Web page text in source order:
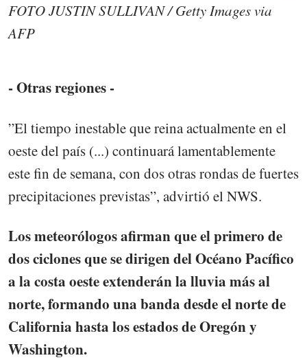
FOTO JUSTIN SULLIVAN / Getty Images via
AFP
- Otras regiones -
”El tiempo inestable que reina actualmente en el
oeste del país (...) continuará lamentablemente
este fin de semana, con dos otras rondas de fuertes
precipitaciones previstas”, advirtió el NWS.
Los meteorólogos afirman que el primero de
dos ciclones que se dirigen del Océano Pacífico
a la costa oeste extenderán la lluvia más al
norte, formando una banda desde el norte de
California hasta los estados de Oregón y
Washington.